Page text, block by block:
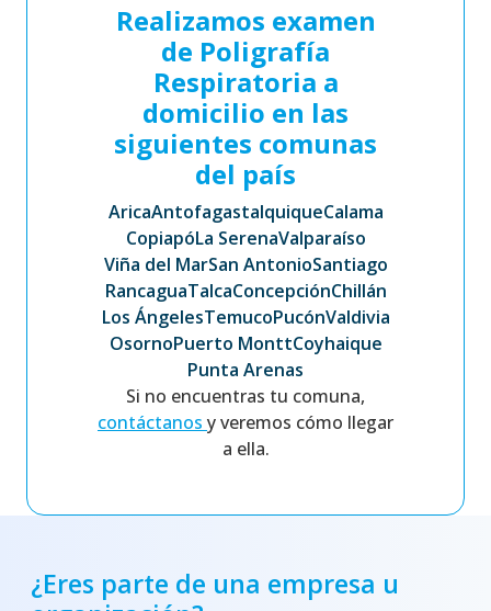
Realizamos examen
de Poligrafía
Respiratoria a
domicilio en las
siguientes comunas
del país
AricaAntofagastaIquiqueCalama
CopiapóLa SerenaValparaíso
Viña del MarSan AntonioSantiago
RancaguaTalcaConcepciónChillán
Los ÁngelesTemucoPucónValdivia
OsornoPuerto MonttCoyhaique
Punta Arenas
Si no encuentras tu comuna,
contáctanos y veremos cómo llegar
a ella.
¿Eres parte de una empresa u